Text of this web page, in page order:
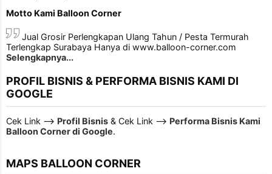
Motto Kami Balloon Corner
Jual Grosir Perlengkapan Ulang Tahun / Pesta Termurah
Terlengkap Surabaya Hanya di www.balloon-corner.com
Selengkapnya...
PROFIL BISNIS & PERFORMA BISNIS KAMI DI
GOOGLE
Cek Link --> Profil Bisnis & Cek Link --> Performa Bisnis Kami
Balloon Corner di Google.
MAPS BALLOON CORNER